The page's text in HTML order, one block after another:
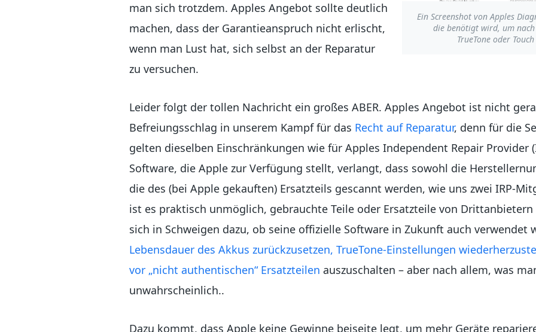
Ein Screenshot von Apples
die benötigt wird, um
TrueTone oder
man sich trotzdem. Apples Angebot sollte deutlich
machen, dass der Garantieanspruch nicht erlischt,
wenn man Lust hat, sich selbst an der Reparatur
zu versuchen.
Leider folgt der tollen Nachricht ein großes ABER. Apples Angebot ist nicht
Befreiungsschlag in unserem Kampf für das Recht auf Reparatur, denn für die
gelten dieselben Einschränkungen wie für Apples Independent Repair Provider
Software, die Apple zur Verfügung stellt, verlangt, dass sowohl die
die des (bei Apple gekauften) Ersatzteils gescannt werden, wie uns zwei IRP-
ist es praktisch unmöglich, gebrauchte Teile oder Ersatzteile von
sich in Schweigen dazu, ob seine offizielle Software in Zukunft auch verwendet
Lebensdauer des Akkus zurückzusetzen, TrueTone-Einstellungen
vor „nicht authentischen“ Ersatzteilen auszuschalten – aber nach allem, was
unwahrscheinlich..
Dazu kommt, dass Apple keine Gewinne beiseite legt, um mehr Geräte